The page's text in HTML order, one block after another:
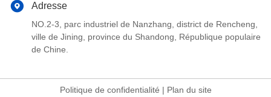
Adresse
NO.2-3, parc industriel de Nanzhang, district de Rencheng,
ville de Jining, province du Shandong, République populaire
de Chine.
Politique de confidentialité | Plan du site